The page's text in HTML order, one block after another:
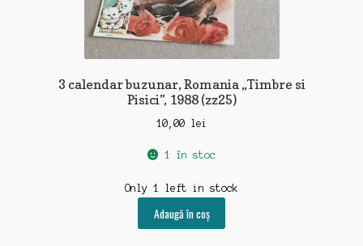
3 calendar buzunar, Romania „Timbre si
Pisici”, 1988 (zz25)
10,00 lei
1 în stoc
Only 1 left in stock
Adaugă în coș